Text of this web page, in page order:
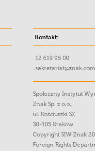
Kontakt:
12 619 95 00
Społeczny Instytut
Znak Sp. z o.o.,
ul. Kościuszki 37,
30-105 Kraków
Copyright SIW Znak
Foreign Rights